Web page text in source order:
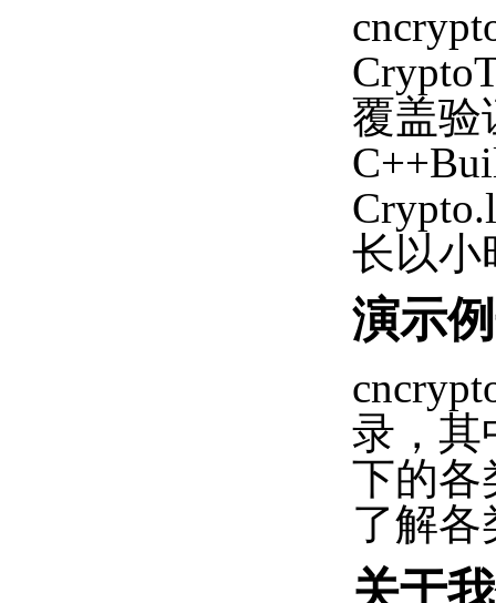
覆盖验
长以小
演示
录，其
下的各
了解各
关于